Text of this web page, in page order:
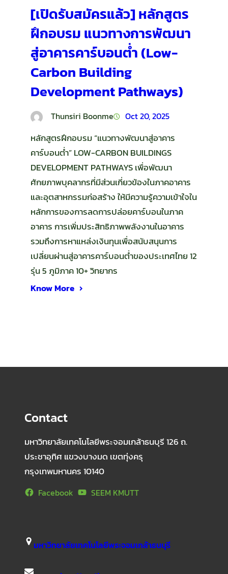
[เปิดรับสมัครแล้ว] หลักสูตร
ฝึกอบรม แนวทางการพัฒนา
สู่อาคารคาร์บอนต่ำ (Low-
Carbon Building
Development Pathways)
Thunsiri Boonme Oct 20, 2025
หลักสูตรฝึกอบรม “แนวทางพัฒนาสู่อาคาร
คาร์บอนต่ำ” LOW-CARBON BUILDINGS
DEVELOPMENT PATHWAYS เพื่อพัฒนา
ศักยภาพบุคลากรที่มีส่วนเกี่ยวข้องในภาคอาคาร
และอุตสาหกรรมก่อสร้าง ให้มีความรู้ความเข้าใจใน
หลักการของการลดการปล่อยคาร์บอนในภาค
อาคาร การเพิ่มประสิทธิภาพพลังงานในอาคาร
รวมถึงการหาแหล่งเงินทุนเพื่อสนับสนุนการ
เปลี่ยนผ่านสู่อาคารคาร์บอนต่ำของประเทศไทย 12
รุ่น 5 ภูมิภาค 10+ วิทยากร
Know More
Contact
มหาวิทยาลัยเทคโนโลยีพระจอมเกล้าธนบุรี 126 ถ.
ประชาอุทิศ แขวงบางมด เขตทุ่งครุ
กรุงเทพมหานคร 10140
Facebook SEEM KMUTT
มหาวิทยาลัยเทคโนโลยีพระจอมเกล้าธนบุรี